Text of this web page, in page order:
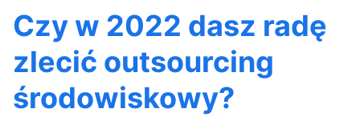
Czy w 2022 dasz radę
zlecić outsourcing
środowiskowy?